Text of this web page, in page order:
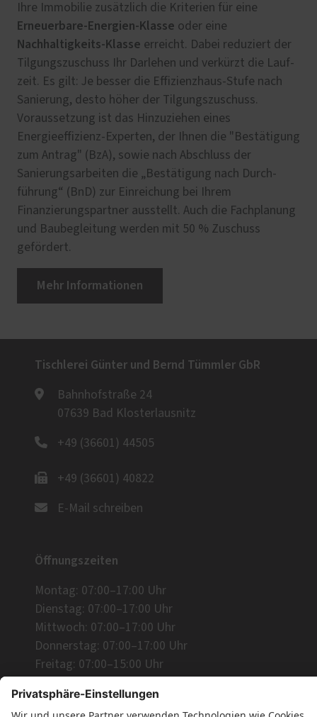
Ihre Immobilie zusätzlich die Kriterien für eine
Erneuerbare-Energien-Klasse oder eine
Nachhaltigkeits-Klasse erreicht. Dabei reduziert der
Tilgungszuschuss Ihr Darlehen und verkürzt die Lauf­
zeit. Es gilt: Je besser die Effizienz­haus-Stufe nach
Sanierung, desto höher der Tilgungszuschuss.
Voraussetzung ist das Hinzuziehen eines
Energieeffizienz-Experten, der Ihnen die "Bestätigung
zum Antrag" (BzA), sowie nach Abschluss der
Sanierungsarbeiten die „Bestätigung nach Durch­
führung“ (BnD) zur Einreichung bei Ihrem
Finanzierungspartner ausstellt. Auch die Fachplanung
und Baubegleitung werden mit 50 % Zuschuss
gefördert.
Mehr Informationen
Tischlerei Günter und Bernd Tümmler GbR
Bahnhofstraße 24
07639 Bad Klosterlausnitz
+49 (36601) 44505
+49 (36601) 40822
E-Mail schreiben
Öffnungszeiten
Montag: 07:00–17:00 Uhr
Dienstag: 07:00–17:00 Uhr
Mittwoch: 07:00–17:00 Uhr
Donnerstag: 07:00–17:00 Uhr
Freitag: 07:00–15:00 Uhr